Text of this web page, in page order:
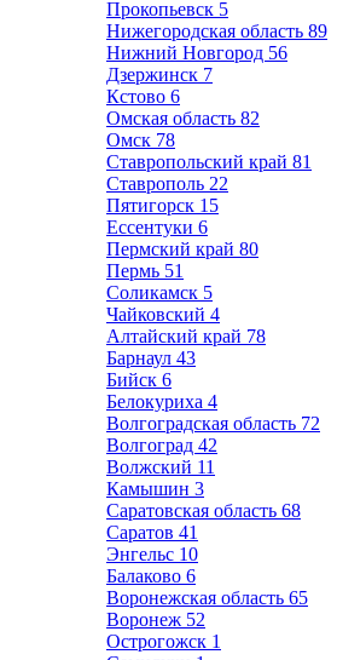
Прокопьевск 5
Нижегородская область 89
Нижний Новгород 56
Дзержинск 7
Кстово 6
Омская область 82
Омск 78
Ставропольский край 81
Ставрополь 22
Пятигорск 15
Ессентуки 6
Пермский край 80
Пермь 51
Соликамск 5
Чайковский 4
Алтайский край 78
Барнаул 43
Бийск 6
Белокуриха 4
Волгоградская область 72
Волгоград 42
Волжский 11
Камышин 3
Саратовская область 68
Саратов 41
Энгельс 10
Балаково 6
Воронежская область 65
Воронеж 52
Острогожск 1